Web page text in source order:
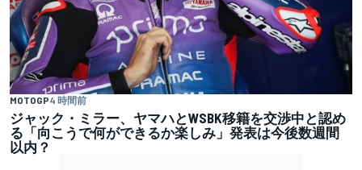
MOTOGP4 時間前
ジャック・ミラー、ヤマハとWSBK移籍を交渉中と認め
る「向こうで何ができるか楽しみ」発表は今後数週間
以内？